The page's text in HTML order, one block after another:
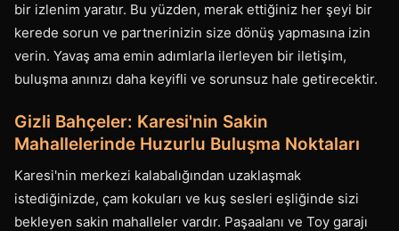
bir izlenim yaratır. Bu yüzden, merak ettiğiniz her şeyi bir
kerede sorun ve partnerinizin size dönüş yapmasına izin
verin. Yavaş ama emin adımlarla ilerleyen bir iletişim,
buluşma anınızı daha keyifli ve sorunsuz hale getirecektir.
Gizli Bahçeler: Karesi'nin Sakin
Mahallelerinde Huzurlu Buluşma Noktaları
Karesi'nin merkezi kalabalığından uzaklaşmak
istediğinizde, çam kokuları ve kuş sesleri eşliğinde sizi
bekleyen sakin mahalleler vardır. Paşaalanı ve Toy garajı